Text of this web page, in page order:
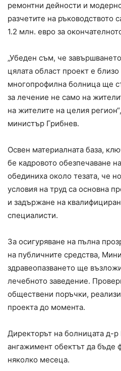
ремонтни дейности и
разчетите на ръководството
1.2 млн. евро за
„Убеден съм, че
цялата област проект е
многопрофилна болница ще
за лечение не само на
на жителите на целия
министър Грибнев.
Освен материалната база,
бе кадровото обезпечаване
обединиха около тезата, че
условия на труд са основна
и задържане на
специалисти.
За осигуряване на пълна
на публичните средства,
здравеопазването ще
лечебното заведение.
обществени поръчки,
проекта до момента.
Директорът на болницата д-
ангажимент обектът да бъде
няколко месеца.